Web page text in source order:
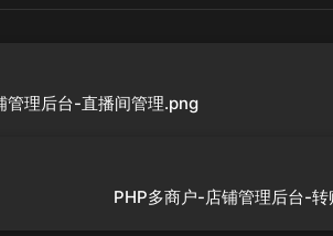
管理后台-直播间管理.png
PHP多商户-店铺管理后台-